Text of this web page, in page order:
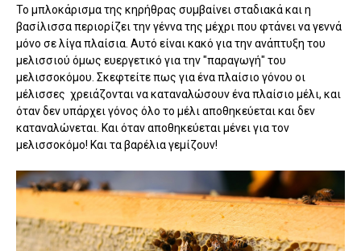
Το μπλοκάρισμα της κηρήθρας συμβαίνει σταδιακά και η
βασίλισσα περιορίζει την γέννα της μέχρι που φτάνει να γεννά
μόνο σε λίγα πλαίσια. Αυτό είναι κακό για την ανάπτυξη του
μελισσιού όμως ευεργετικό για την "παραγωγή" του
μελισσοκόμου. Σκεφτείτε πως για ένα πλαίσιο γόνου οι
μέλισσες χρειάζονται να καταναλώσουν ένα πλαίσιο μέλι, και
όταν δεν υπάρχει γόνος όλο το μέλι αποθηκεύεται και δεν
καταναλώνεται. Και όταν αποθηκεύεται μένει για τον
μελισσοκόμο! Και τα βαρέλια γεμίζουν!